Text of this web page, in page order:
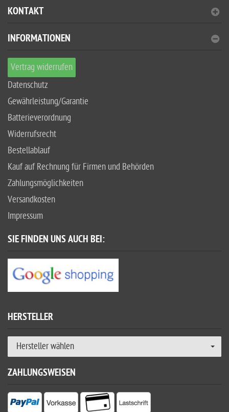
KONTAKT
INFORMATIONEN
Vertrag widerrufen
Datenschutz
Gewährleistung/Garantie
Batterieverordnung
Widerrufsrecht
Bestellablauf
Kauf auf Rechnung für Firmen und Behörden
Zahlungsmöglichkeiten
Versandkosten
Impressum
SIE FINDEN UNS AUCH BEI:
HERSTELLER
Hersteller wählen
ZAHLUNGSWEISEN